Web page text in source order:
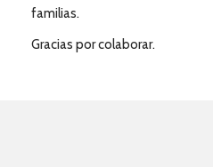
familias.
Gracias por colaborar.